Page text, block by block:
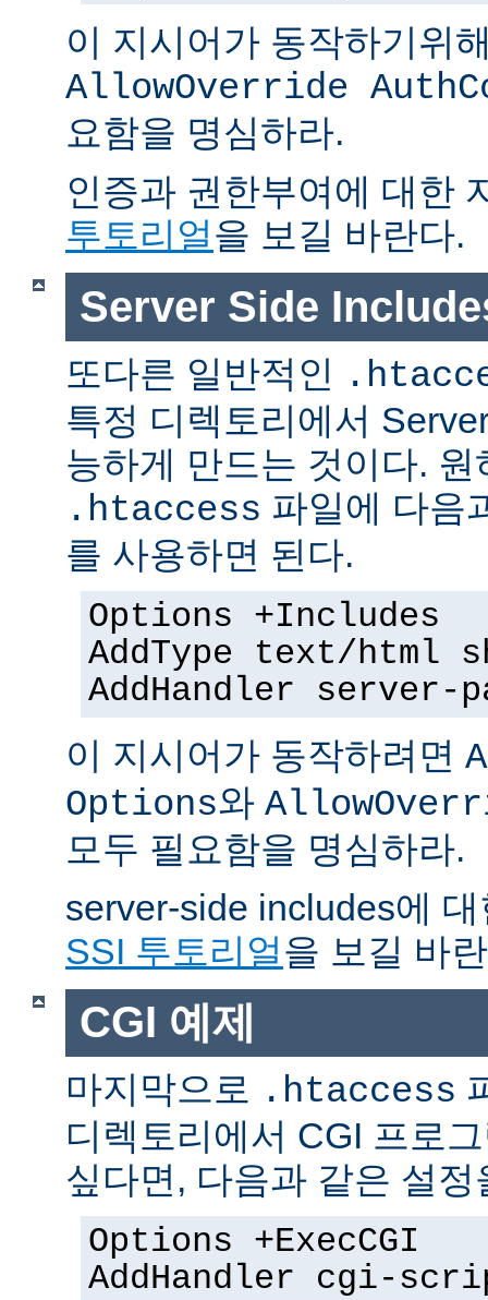
이 지시어가 동작하기위
AllowOverride
요함을 명심하라.
인증과 권한부여에 대한
투토리얼을 보길 바란다.
Server Side
또다른 일반적인
특정 디렉토리에서
능하게 만드는 것이다.
.htaccess 파일에 다음
를 사용하면 된다.
Options +Includes
AddType text/html
AddHandler server-
이 지시어가 동작하려면
Options와
모두 필요함을 명심하라.
server-side includes에
SSI 투토리얼을 보길 바
CGI 예제
마지막으로 .htaccess
디렉토리에서 CGI 프로
싶다면, 다음과 같은 설정
Options +ExecCGI
AddHandler cgi-